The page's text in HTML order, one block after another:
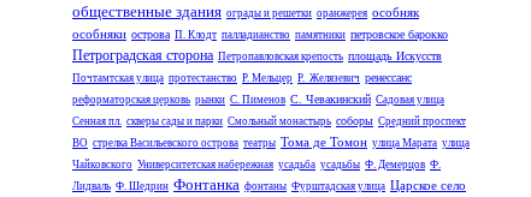
общественные здания ограды и решетки оранжерея особняк
особняки острова П. Клодт палладианство памятники петровское барокко
Петроградская сторона Петропавловская крепость площадь Искусств
Почтамтская улица протестанство Р. Мельцер Р. Желязевич ренессанс
реформаторская церковь рынки С. Пименов С. Чевакинский Садовая улица
Сенная пл. скверы сады и парки Смольный монастырь соборы Средний проспект
ВО стрелка Васильевского острова театры Тома де Томон улица Марата улица
Чайковского Университетская набережная усадьба усадьбы Ф. Демерцов Ф.
Лидваль Ф. Шедрин Фонтанка фонтаны Фурштадская улица Царское село